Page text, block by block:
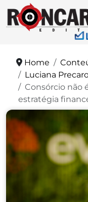
Home
Luciana
Consórcio não
estratégia